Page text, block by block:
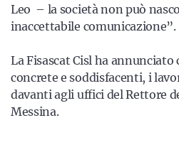
Leo – la società non può
inaccettabile comunicazione”.
La Fisascat Cisl ha
concrete e soddisfacenti, i
davanti agli uffici del Rettore
Messina.